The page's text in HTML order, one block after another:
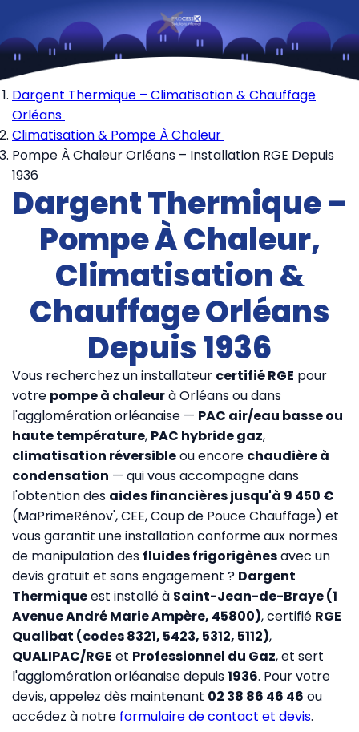
Dargent Thermique – Climatisation & Chauffage
Orléans
Climatisation & Pompe À Chaleur
Pompe À Chaleur Orléans – Installation RGE Depuis
1936
Dargent Thermique –
Pompe À Chaleur,
Climatisation &
Chauffage Orléans
Depuis 1936
Vous recherchez un installateur certifié RGE pour
votre pompe à chaleurà Orléans ou dans
l'agglomération orléanaise — PAC air/eau basse ou
haute température, PAC hybride gaz,
climatisation réversibleou encore chaudière à
condensation — qui vous accompagne dans
l'obtention des aides financières jusqu'à 9 450 €
(MaPrimeRénov', CEE, Coup de Pouce Chauffage) et
vous garantit une installation conforme aux normes
de manipulation des fluides frigorigènesavec un
devis gratuit et sans engagement ? Dargent
Thermiqueest installé à Saint-Jean-de-Braye (1
Avenue André Marie Ampère, 45800), certifié RGE
Qualibat (codes 8321, 5423, 5312, 5112),
QUALIPAC/RGE et Professionnel du Gaz, et sert
l'agglomération orléanaise depuis1936. Pour votre
devis, appelez dès maintenant 02 38 86 46 46 ou
accédez à notre formulaire de contact et devis.